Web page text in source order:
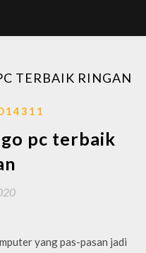
TERBAIK RINGAN
pc terbaik
yang pas-pasan jadi